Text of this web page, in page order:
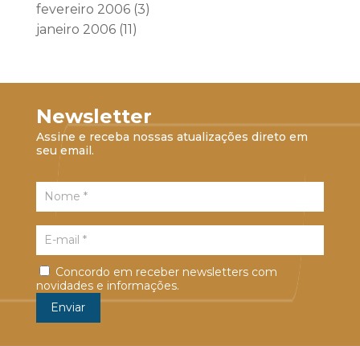
fevereiro 2006(3)
janeiro 2006(11)
Newsletter
Assine e receba nossas atualizações direto em
seu email.
Concordo em receber newsletters com
novidades e informações.